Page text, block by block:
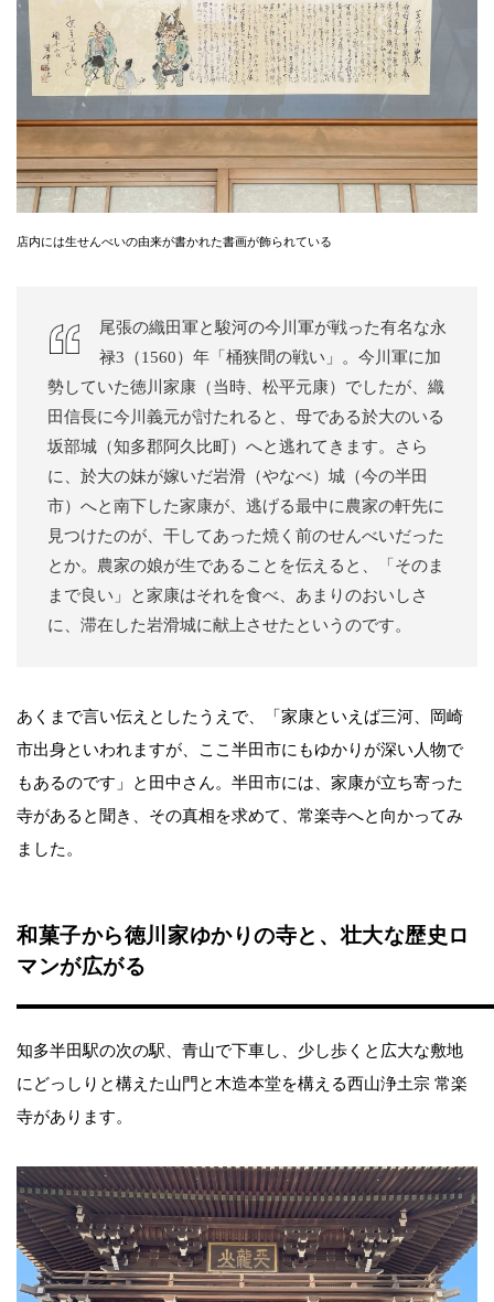
店内には生せんべいの由来が書かれた書画が飾られている
尾張の織田軍と駿河の今川軍が戦った有名な永
禄3（1560）年「桶狭間の戦い」。今川軍に加
勢していた徳川家康（当時、松平元康）でしたが、織
田信長に今川義元が討たれると、母である於大のいる
坂部城（知多郡阿久比町）へと逃れてきます。さら
に、於大の妹が嫁いだ岩滑（やなべ）城（今の半田
市）へと南下した家康が、逃げる最中に農家の軒先に
見つけたのが、干してあった焼く前のせんべいだった
とか。農家の娘が生であることを伝えると、「そのま
まで良い」と家康はそれを食べ、あまりのおいしさ
に、滞在した岩滑城に献上させたというのです。
あくまで言い伝えとしたうえで、「家康といえば三河、岡崎
市出身といわれますが、ここ半田市にもゆかりが深い人物で
もあるのです」と田中さん。半田市には、家康が立ち寄った
寺があると聞き、その真相を求めて、常楽寺へと向かってみ
ました。
和菓子から徳川家ゆかりの寺と、壮大な歴史ロ
マンが広がる
知多半田駅の次の駅、青山で下車し、少し歩くと広大な敷地
にどっしりと構えた山門と木造本堂を構える西山浄土宗 常楽
寺があります。